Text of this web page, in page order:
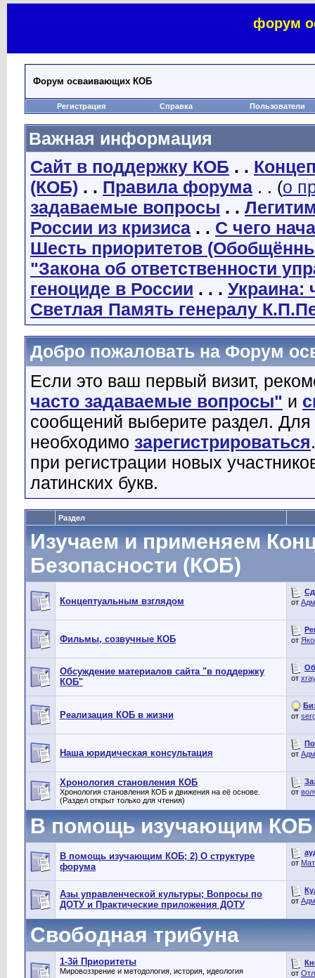
форум
Форум осваивающих КОБ
Регистрация Справка Пользователи
Важная информация
Сайт в поддержку КОБ . .
(КОБ) . . Правила форума . . (о
задаваемые вопросы . .
России из кризиса . . С чего
Шесть приоритетов
"Закона об ответственности
геноциде в России . . . Украина:
Светлая Память генералу
Добро пожаловать на Форум
Если это ваш первый визит,
часто задаваемые вопросы" и
сообщений выберите раздел.
необходимо зарегистрироваться
при регистрации новых
латинских букв.
Раздел
Изучаем и применяем
Безопасности (КОБ)
Концептуальным взглядом
от
Фильмы, созвучные КОБ
от
Обсуждение материалов сайта "в поддержку
КОБ"
от
Реализация КОБ в жизни
от
Наша юридическая консультация
от
Хронология становления КОБ
Хронология становления КОБ и движения на её основе.
(Раздел открыт только для чтения)
от
В помощь изучающим КОБ
В помощь изучающим КОБ; 2) О структуре
форума
от
Азы управленческой культуры; Вопросы по
ДОТУ и Практические приложения ДОТУ
от
Свободная трибуна
1-3й Приоритеты
Мировоззрение и методология, история, идеология
от